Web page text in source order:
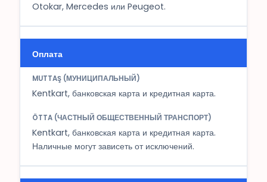
Otokar, Mercedes или Peugeot.
Оплата
Kentkart, банковская карта и кредитная карта.
Kentkart, банковская карта и кредитная карта.
Наличные могут зависеть от исключений.